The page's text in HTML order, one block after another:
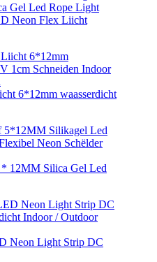
Neon Flex Liicht
6*12mm waasserdicht
12MM Silica Gel Led
Neon Light Strip DC